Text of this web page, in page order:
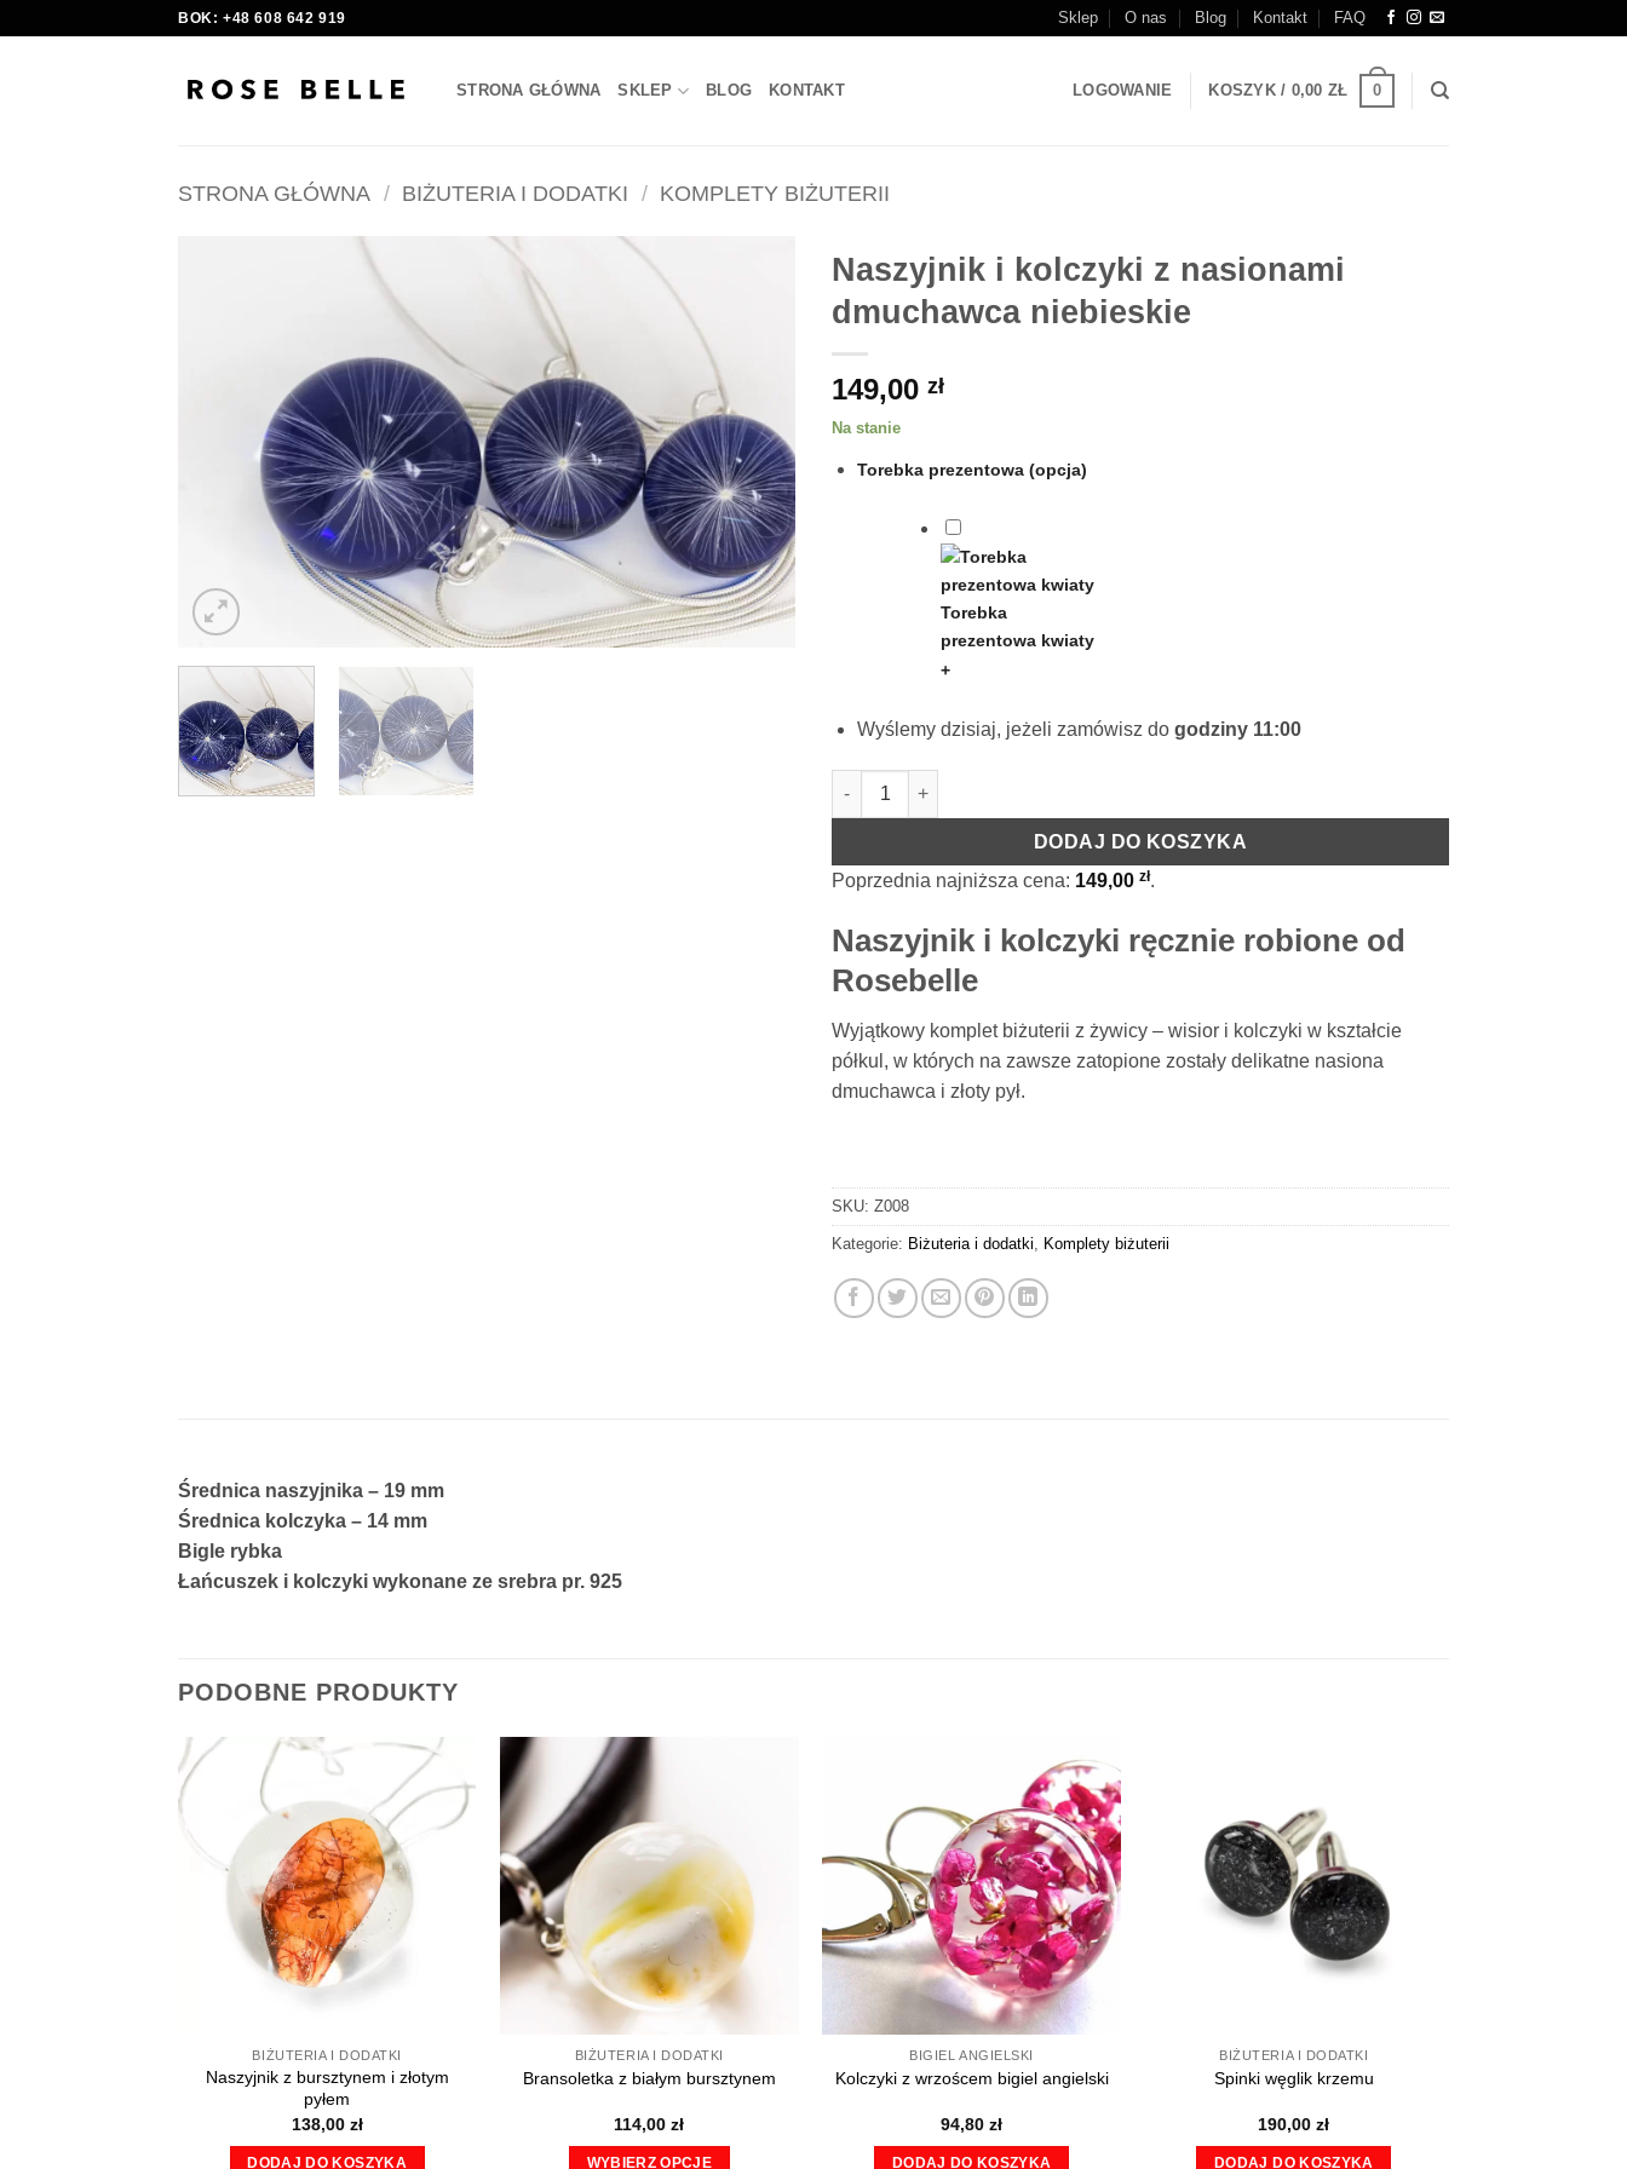
BOK: +48 608 642 919 Sklep O nas Blog Kontakt FAQ
STRONA GŁÓWNA SKLEP BLOG KONTAKT LOGOWANIE KOSZYK / 0,00 ZŁ 0
STRONA GŁÓWNA / BIŻUTERIA I DODATKI / KOMPLETY BIŻUTERII
Naszyjnik i kolczyki z nasionami
dmuchawca niebieskie
149,00 zł
Na stanie
Torebka prezentowa (opcja)
Torebka
prezentowa kwiaty
+
Wyślemy dzisiaj, jeżeli zamówisz do godziny 11:00
ilość Naszyjnik i kolczyki z nasionami dmuchawca niebieskie
DODAJ DO KOSZYKA
Poprzednia najniższa cena: 149,00 zł.
Naszyjnik i kolczyki ręcznie robione od
Rosebelle
Wyjątkowy komplet biżuterii z żywicy – wisior i kolczyki w kształcie
półkul, w których na zawsze zatopione zostały delikatne nasiona
dmuchawca i złoty pył.
SKU: Z008
Kategorie: Biżuteria i dodatki Komplety biżuterii
Średnica naszyjnika – 19 mm
Średnica kolczyka – 14 mm
Bigle rybka
Łańcuszek i kolczyki wykonane ze srebra pr. 925
PODOBNE PRODUKTY
BIŻUTERIA I DODATKI
Naszyjnik z bursztynem i złotym
pyłem
138,00 zł
DODAJ DO KOSZYKA
BIŻUTERIA I DODATKI
Bransoletka z białym bursztynem
114,00zł
WYBIERZ OPCJE
BIGIEL ANGIELSKI
Kolczyki z wrzoścem bigiel angielski
94,80zł
DODAJ DO KOSZYKA
BIŻUTERIA I DODATKI
Spinki węglik krzemu
190,00zł
DODAJ DO KOSZYKA